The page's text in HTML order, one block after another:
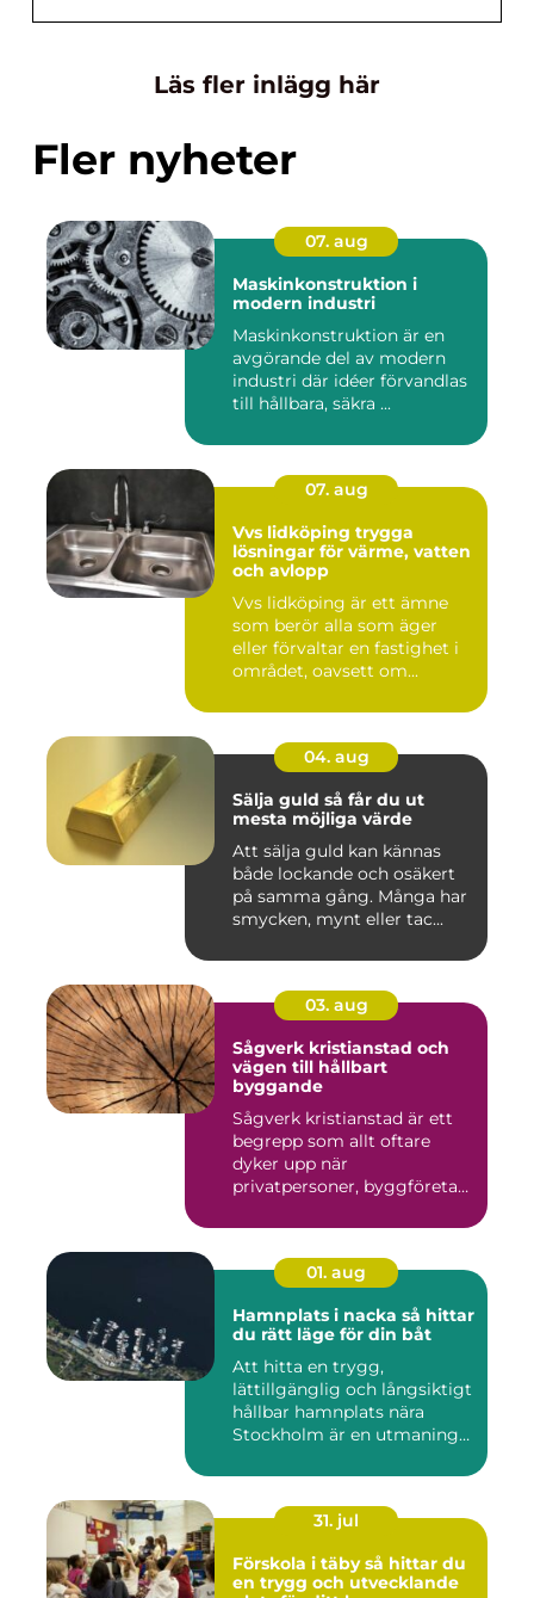
Läs fler inlägg här
Fler nyheter
07. aug
Maskinkonstruktion i
modern industri
Maskinkonstruktion är en
avgörande del av modern
industri där idéer förvandlas
till hållbara, säkra ...
07. aug
Vvs lidköping trygga
lösningar för värme, vatten
och avlopp
Vvs lidköping är ett ämne
som berör alla som äger
eller förvaltar en fastighet i
området, oavsett om...
04. aug
Sälja guld så får du ut
mesta möjliga värde
Att sälja guld kan kännas
både lockande och osäkert
på samma gång. Många har
smycken, mynt eller tac...
03. aug
Sågverk kristianstad och
vägen till hållbart
byggande
Sågverk kristianstad är ett
begrepp som allt oftare
dyker upp när
privatpersoner, byggföretag
01. aug
Hamnplats i nacka så hittar
du rätt läge för din båt
Att hitta en trygg,
lättillgänglig och långsiktigt
hållbar hamnplats nära
Stockholm är en utmaning
31. jul
Förskola i täby så hittar du
en trygg och utvecklande